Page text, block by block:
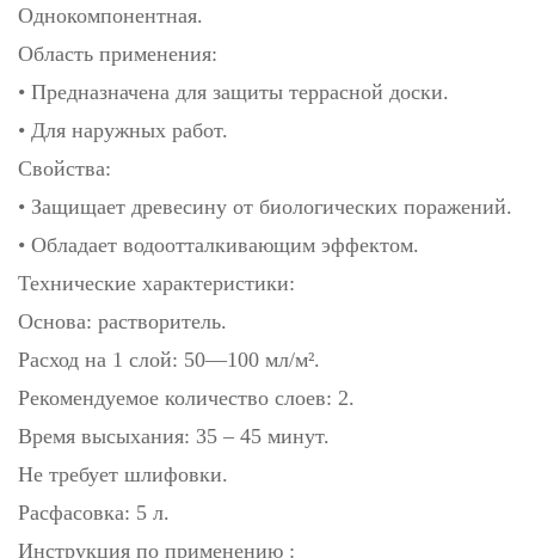
Однокомпонентная.
Область применения:
• Предназначена для защиты террасной доски.
• Для наружных работ.
Свойства:
• Защищает древесину от биологических поражений.
• Обладает водоотталкивающим эффектом.
Технические характеристики:
Основа: растворитель.
Расход на 1 слой: 50—100 мл/м².
Рекомендуемое количество слоев: 2.
Время высыхания: 35 – 45 минут.
Не требует шлифовки.
Расфасовка: 5 л.
Инструкция по применению :